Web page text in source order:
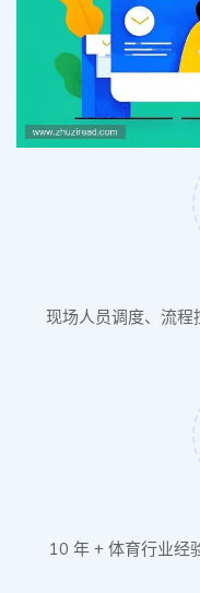
现场人员调度、流
10 年 + 体育行业经